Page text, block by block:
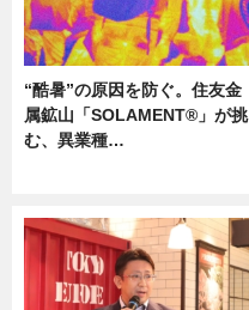
“酷暑”の原因を防ぐ。住友金
属鉱山「SOLAMENT®」が挑
む、異業種…